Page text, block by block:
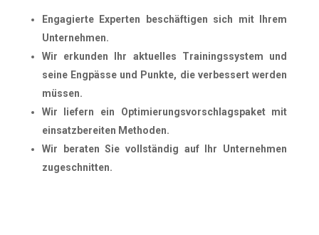
Engagierte Experten beschäftigen sich mit Ihrem
Unternehmen.
Wir erkunden Ihr aktuelles Trainingssystem und
seine Engpässe und Punkte, die verbessert werden
müssen.
Wir liefern ein Optimierungsvorschlagspaket mit
einsatzbereiten Methoden.
Wir beraten Sie vollständig auf Ihr Unternehmen
zugeschnitten.